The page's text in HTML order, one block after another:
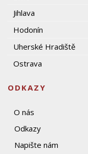
Jihlava
Hodonín
Uherské Hradiště
Ostrava
ODKAZY
O nás
Odkazy
Napište nám